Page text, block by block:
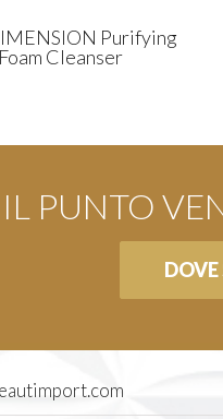
Purifying
Foam Cleanser
PUNTO